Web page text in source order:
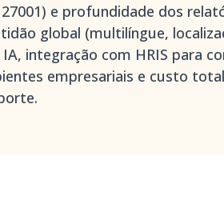
27001) e profundidade dos
global (multilíngue,
integração com HRIS para
empresariais e custo